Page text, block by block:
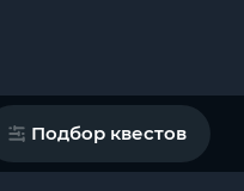
Подбор квестов